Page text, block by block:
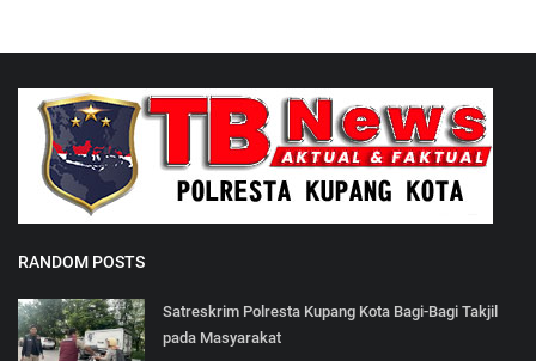
RANDOM POSTS
Satreskrim Polresta Kupang Kota Bagi-Bagi Takjil
pada Masyarakat